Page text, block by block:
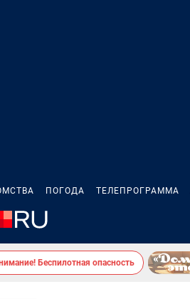
ПОГОДА ТЕЛЕПРОГРАММА
Беспилотная опасность